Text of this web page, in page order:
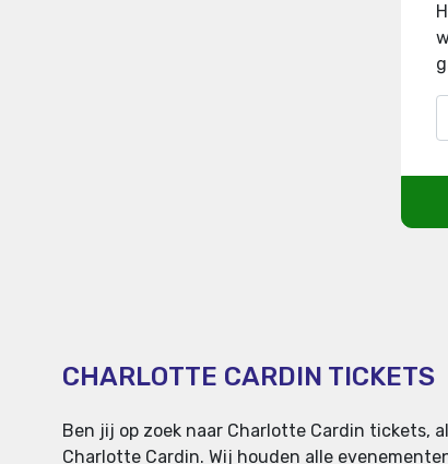
CHARLOTTE CARDIN TICKETS
Ben jij op zoek naar Charlotte Cardin tickets,
Charlotte Cardin. Wij houden alle